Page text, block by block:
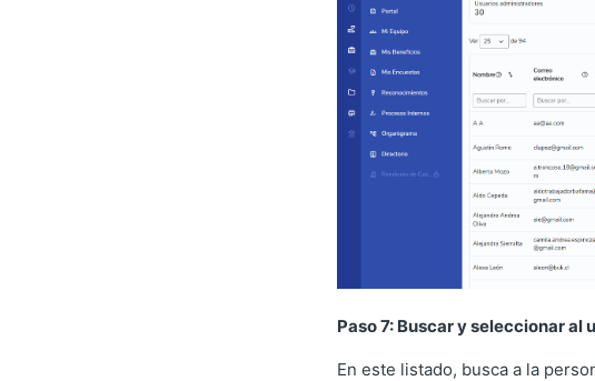
Paso 7: Buscar y seleccionar al
En este listado, busca a la